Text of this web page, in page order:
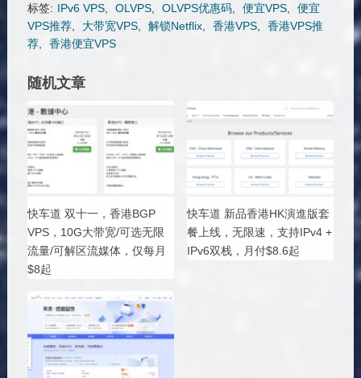
标签: IPv6 VPS, OLVPS, OLVPS优惠码, 便宜VPS,
便宜
VPS推荐, 大带宽VPS, 解锁Netflix, 香港VPS,
香港VPS推
荐, 香港便宜VPS
随机文章
快车道 双十一，香港BGP
VPS，10G大带宽/可选无限
流量/可解区流媒体，仅每月
$8起
快车道 新品香港HK演進版套
餐上线，无限速，支持IPv4 +
IPv6双栈，月付$8.6起